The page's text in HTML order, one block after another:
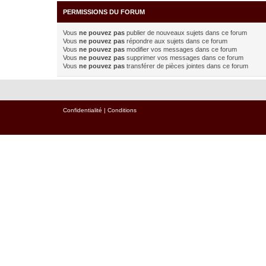
PERMISSIONS DU FORUM
Vous ne pouvez pas publier de nouveaux sujets dans ce forum
Vous ne pouvez pas répondre aux sujets dans ce forum
Vous ne pouvez pas modifier vos messages dans ce forum
Vous ne pouvez pas supprimer vos messages dans ce forum
Vous ne pouvez pas transférer de pièces jointes dans ce forum
Confidentialité | Conditions